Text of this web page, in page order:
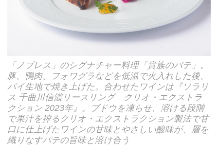
「ノブレス」のシグナチャー料理「貴族のパテ」。
豚、鴨肉、フォワグラなどを低温で火入れした後、
パイ生地で焼き上げた。合わせたワインは『ソラリ
ス 千曲川信濃リースリング クリオ・エクストラ
クション 2023年』。ブドウを凍らせ、溶ける段階
で果汁を搾るクリオ・エクストラクション製法で甘
口に仕上げたワインの甘味とやさしい酸味が、層を
織りなすパテの旨味と溶け合う